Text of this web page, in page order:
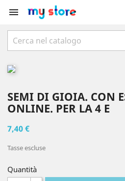

SEMI DI GIOIA. CON
ONLINE. PER LA 4 E
7,40 €
Tasse escluse
Quantità